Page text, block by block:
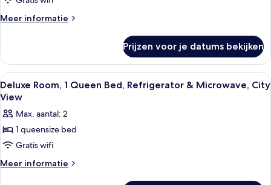
1
City
View
laden
Meer informatie
Meer
Room,
Queen
Bed
View
Prijzen voor je datums bekijken
Alle
foto's
voor
Deluxe
Room,
1
Queen
Een hotelkamer met een bed,
11
Deluxe Room, 1 Queen Bed, Refrigerator & Microwave, City
View
Max. aantal: 2
1 queensize bed
Gratis wifi
Meer informatie
Meer